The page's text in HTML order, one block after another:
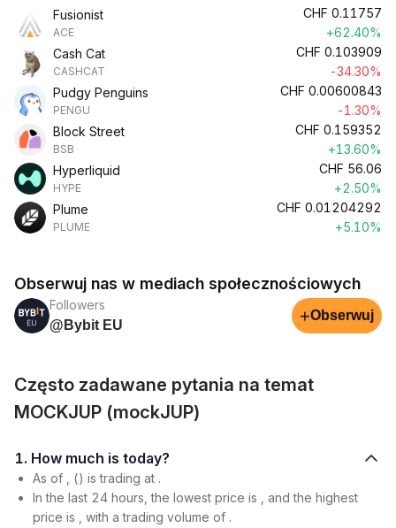
Fusionist
ACE
CHF 0.11757
+62.40%
Cash Cat
CASHCAT
CHF 0.103909
-34.30%
Pudgy Penguins
PENGU
CHF 0.00600843
-1.30%
Block Street
BSB
CHF 0.159352
+13.60%
Hyperliquid
HYPE
CHF 56.06
+2.50%
Plume
PLUME
CHF 0.01204292
+5.10%
Obserwuj nas w mediach społecznościowych
Followers
@Bybit EU
+Obserwuj
Często zadawane pytania na temat
MOCKJUP (mockJUP)
1. How much is today?
As of , () is trading at .
In the last 24 hours, the lowest price is , and the highest
price is , with a trading volume of .